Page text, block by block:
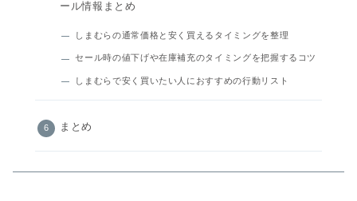
ール情報まとめ
しまむらの通常価格と安く買えるタイミングを整理
セール時の値下げや在庫補充のタイミングを把握するコツ
しまむらで安く買いたい人におすすめの行動リスト
まとめ